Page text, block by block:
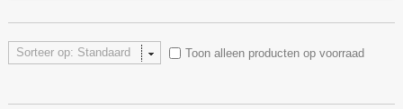
Sorteer op: Standaard Toon alleen producten op voorraad